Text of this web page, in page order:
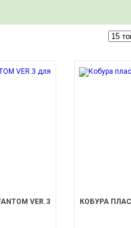
VER.3
КОБУРА